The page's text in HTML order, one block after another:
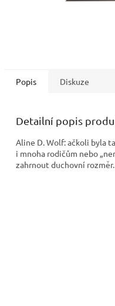
Popis Diskuze
Detailní popis
Aline D. Wolf: ačkoli byla
i mnoha rodičům nebo
zahrnout duchovní